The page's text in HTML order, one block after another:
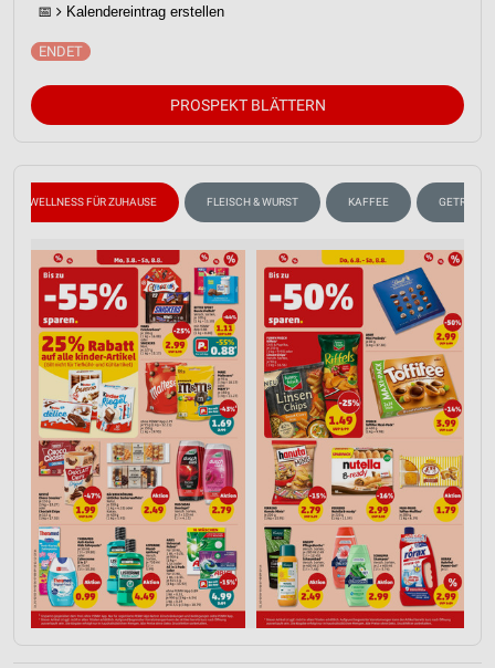
📅 Kalendereintrag erstellen
PROSPEKT BLÄTTERN
WELLNESS FÜR ZUHAUSE FLEISCH & WURST KAFFEE GETRÄNKE